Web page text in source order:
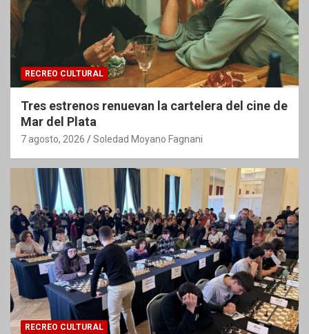
RECREO CULTURAL
Tres estrenos renuevan la cartelera del cine de
Mar del Plata
7 agosto, 2026 Soledad Moyano Fagnani
RECREO CULTURAL